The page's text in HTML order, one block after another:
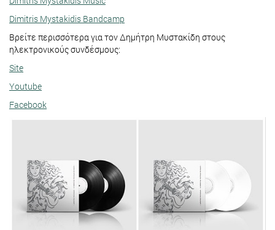
Dimitris Mystakidis Bandcamp
Βρείτε περισσότερα για τον Δημήτρη Μυστακίδη στους
ηλεκτρονικούς συνδέσμους:
Site
Youtube
Facebook